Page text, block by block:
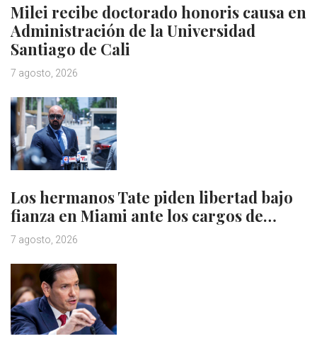
Milei recibe doctorado honoris causa en
Administración de la Universidad
Santiago de Cali
7 agosto, 2026
Los hermanos Tate piden libertad bajo
fianza en Miami ante los cargos de…
7 agosto, 2026